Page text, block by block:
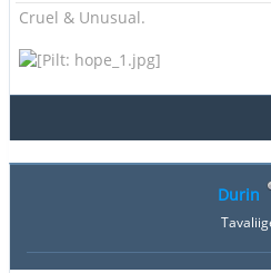
Cruel & Unusual.
Durin